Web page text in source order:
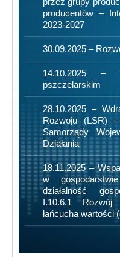
producentów –
2023-2027
30.09.2025 –
14.10.2025 –
pszczelarskim
28.10.2025 –
Rozwoju (LSR)
Samorządy
Działania
18.11.2025 –
w
działalność
I.10.6.1
łańcucha wartości